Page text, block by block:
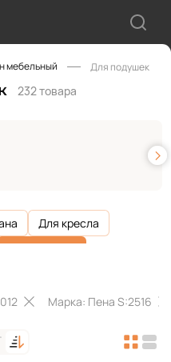
мебельный Для подушек
232 товара
Для кресла
Марка: Пена S:2516